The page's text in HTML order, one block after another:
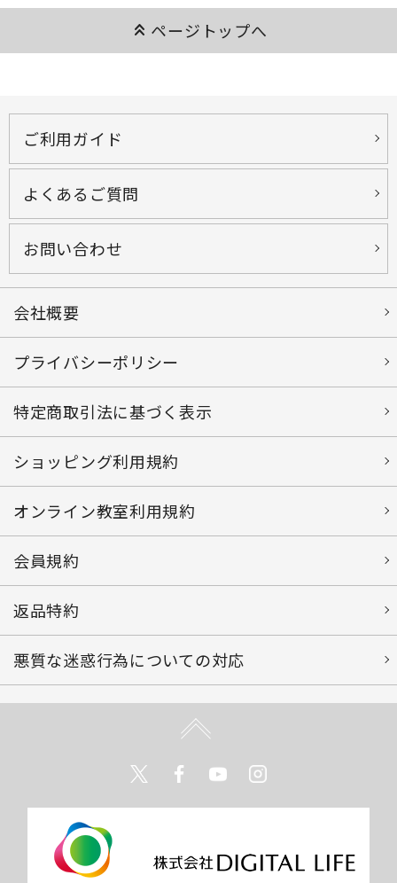
keyboard_double_arrow_up ページトップへ
ご利用ガイド
よくあるご質問
お問い合わせ
会社概要
プライバシーポリシー
特定商取引法に基づく表示
ショッピング利用規約
オンライン教室利用規約
会員規約
返品特約
悪質な迷惑行為についての対応
TwitterFacebookYoutube